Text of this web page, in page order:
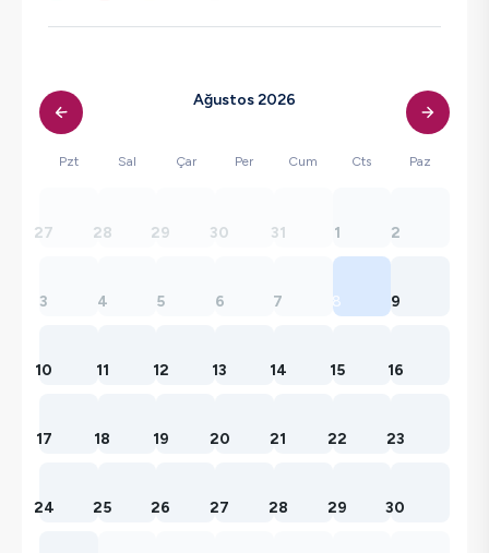
Ağustos 2026
Pzt Sal Çar Per Cum Cts Paz
27 28 29 30 31 1 2
3 4 5 6 7 8 9
10 11 12 13 14 15 16
17 18 19 20 21 22 23
24 25 26 27 28 29 30